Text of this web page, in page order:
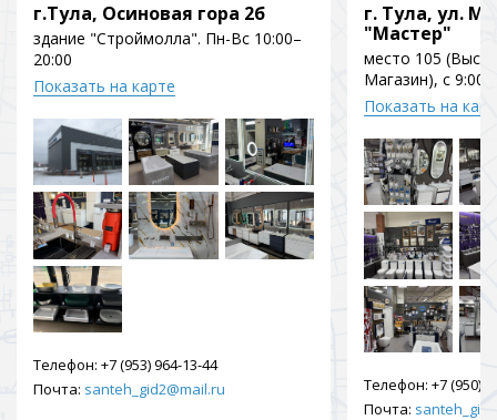
г.Тула, Осиновая гора 2б
здание "Строймолла". Пн-Вс 10:00–
20:00
Показать на карте
Телефон: +7 (953) 964-13-44
Почта: santeh_gid2@mail.ru
г. Тула, ул.
"Мастер"
место 105
Магазин), с 9:00
Показать на
Телефон: +7 (950)
Почта: